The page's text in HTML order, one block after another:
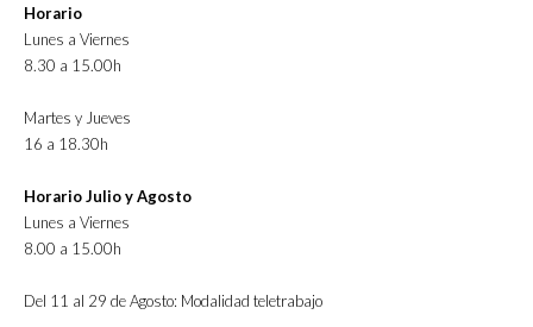
Horario
Lunes a Viernes
8.30 a 15.00h
Martes y Jueves
16 a 18.30h
Horario Julio y Agosto
Lunes a Viernes
8.00 a 15.00h
Del 11 al 29 de Agosto: Modalidad teletrabajo